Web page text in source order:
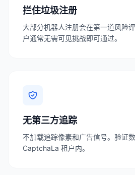
拦住垃圾注册
大部分机器人注册会在第一道风险
户通常无需可见挑战即可通过。
无第三方追踪
不加载追踪像素和广告信号。验证
CaptchaLa 租户内。